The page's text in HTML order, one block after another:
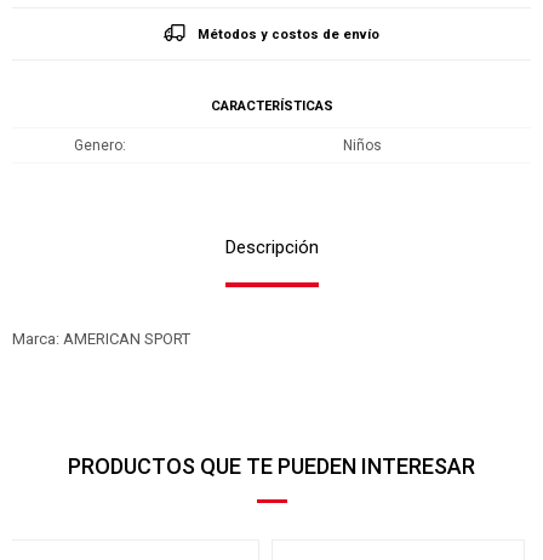
Métodos y costos de envío
CARACTERÍSTICAS
Genero Niños
Descripción
Marca: AMERICAN SPORT
PRODUCTOS QUE TE PUEDEN INTERESAR